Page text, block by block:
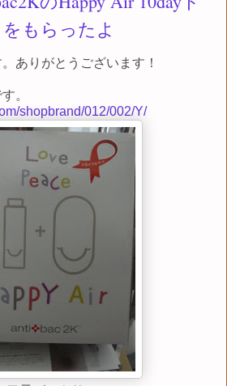
もらったよ
ありがとうございます！
。
shopbrand/012/002/Y/